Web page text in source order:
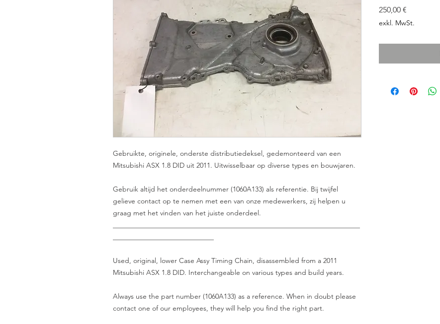
Gebruikte, originele, onderste distributiedeksel, gedemonteerd van een
Mitsubishi ASX 1.8 DID uit 2011. Uitwisselbaar op diverse types en bouwjaren.
Gebruik altijd het onderdeelnummer (1060A133) als referentie. Bij twijfel
gelieve contact op te nemen met een van onze medewerkers, zij helpen u
graag met het vinden van het juiste onderdeel.
Used, original, lower Case Assy Timing Chain, disassembled from a 2011
Mitsubishi ASX 1.8 DID. Interchangeable on various types and build years.
Always use the part number (1060A133) as a reference. When in doubt please
contact one of our employees, they will help you find the right part.
250,00 €
exkl. MwSt.